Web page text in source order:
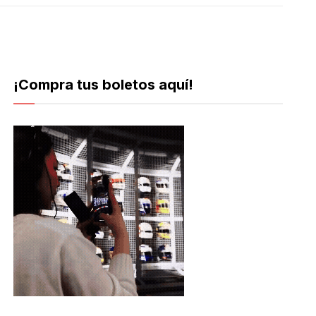
¡Compra tus boletos aquí!